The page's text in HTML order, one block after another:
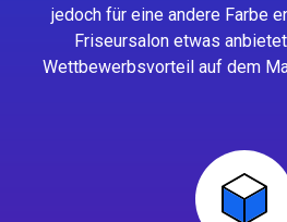
jedoch für eine andere Farbe
Friseursalon etwas
Wettbewerbsvorteil auf dem